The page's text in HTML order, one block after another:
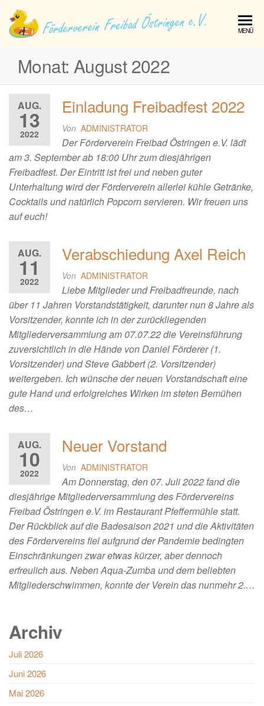
e.V.
MENÜ
Monat: August 2022
AUG.
13
2022
Einladung Freibadfest 2022
Von ADMINISTRATOR
Der Förderverein Freibad Östringen e.V. lädt
am 3. September ab 18:00 Uhr zum diesjährigen
Freibadfest. Der Eintritt ist frei und neben guter
Unterhaltung wird der Förderverein allerlei kühle Getränke,
Cocktails und natürlich Popcorn servieren. Wir freuen uns
auf euch!
AUG.
11
2022
Verabschiedung Axel Reich
Von ADMINISTRATOR
Liebe Mitglieder und Freibadfreunde, nach
über 11 Jahren Vorstandstätigkeit, darunter nun 8 Jahre als
Vorsitzender, konnte ich in der zurückliegenden
Mitgliederversammlung am 07.07.22 die Vereinsführung
zuversichtlich in die Hände von Daniel Förderer (1.
Vorsitzender) und Steve Gabbert (2. Vorsitzender)
weitergeben. Ich wünsche der neuen Vorstandschaft eine
gute Hand und erfolgreiches Wirken im steten Bemühen
des…
AUG.
10
2022
Neuer Vorstand
Von ADMINISTRATOR
Am Donnerstag, den 07. Juli 2022 fand die
diesjährige Mitgliederversammlung des Fördervereins
Freibad Östringen e.V. im Restaurant Pfeffermühle statt.
Der Rückblick auf die Badesaison 2021 und die Aktivitäten
des Fördervereins fiel aufgrund der Pandemie bedingten
Einschränkungen zwar etwas kürzer, aber dennoch
erfreulich aus. Neben Aqua-Zumba und dem beliebten
Mitgliederschwimmen, konnte der Verein das nunmehr 2.…
Archiv
Juli 2026
Juni 2026
Mai 2026